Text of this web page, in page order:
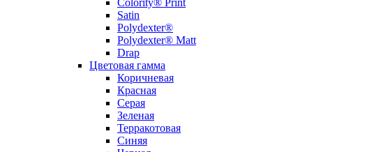
Colority® Print
Satin
Polydexter®
Polydexter® Matt
Drap
Цветовая гамма
Коричневая
Красная
Серая
Зеленая
Терракотовая
Синяя